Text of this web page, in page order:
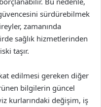
sürdürebilmek
zamanında
sağlık hizmetlerinden
taşır.
edilmesi gereken diğer
bilgilerin güncel
kurlarındaki değişim, iş